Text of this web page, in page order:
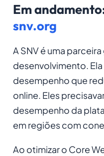
Em
snv.org
A SNV é uma
desenvolvimento.
desempenho que
online. Eles
desempenho da
em regiões com
Ao otimizar o Core